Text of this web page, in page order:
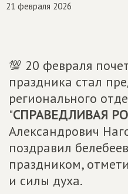
21 февраля 2026
💯 20 февраля
праздника стал
регионального
"СПРАВЕДЛИВАЯ
Александрович
поздравил
праздником,
и силы духа.